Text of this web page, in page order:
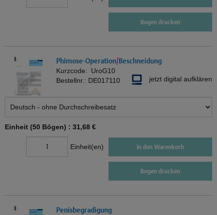
Bogen drucken
Phimose-Operation/Beschneidung
Kurzcode: UroG10
Bestellnr.: DE017110 jetzt digital aufklären
Einheit (50 Bögen) : 31,68 €
Einheit(en) In den Warenkorb
Bogen drucken
Penisbegradigung